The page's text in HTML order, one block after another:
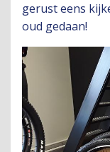
gerust eens
oud gedaan!